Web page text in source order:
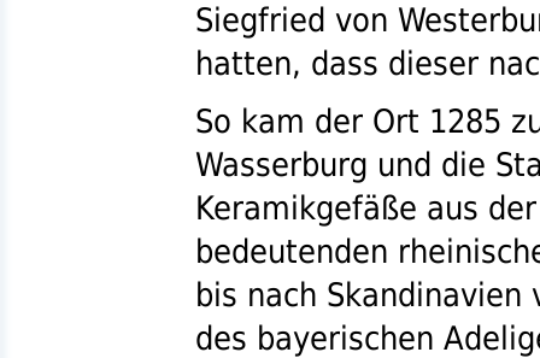
Siegfried von
hatten, dass dieser
So kam der Ort 1285
Wasserburg und die
Keramikgefäße aus
bedeutenden
bis nach
des bayerischen